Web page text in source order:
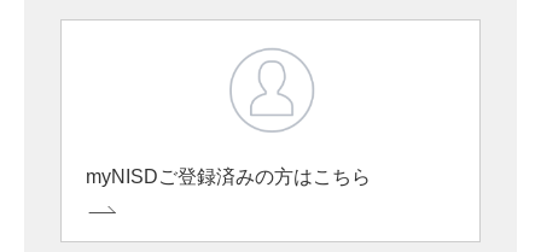
myNISDご登録済みの方はこちら